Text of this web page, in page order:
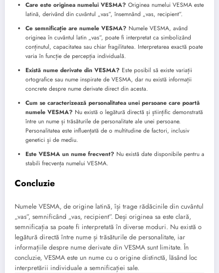
Care este originea numelui VESMA? Originea numelui VESMA este
latină, derivând din cuvântul „vas”, însemnând „vas, recipient”.
Ce semnificație are numele VESMA? Numele VESMA, având
originea în cuvântul latin „vas”, poate fi interpretat ca simbolizând
conținutul, capacitatea sau chiar fragilitatea. Interpretarea exactă poate
varia în funcție de percepția individuală.
Există nume derivate din VESMA? Este posibil să existe variații
ortografice sau nume inspirate de VESMA, dar nu există informații
concrete despre nume derivate direct din acesta.
Cum se caracterizează personalitatea unei persoane care poartă
numele VESMA? Nu există o legătură directă și științific demonstrată
între un nume și trăsăturile de personalitate ale unei persoane.
Personalitatea este influențată de o multitudine de factori, inclusiv
genetici și de mediu.
Este VESMA un nume frecvent? Nu există date disponibile pentru a
stabili frecvența numelui VESMA.
Concluzie
Numele VESMA, de origine latină, își trage rădăcinile din cuvântul
„vas”, semnificând „vas, recipient”. Deși originea sa este clară,
semnificația sa poate fi interpretată în diverse moduri. Nu există o
legătură directă între nume și trăsăturile de personalitate, iar
informațiile despre nume derivate din VESMA sunt limitate. În
concluzie, VESMA este un nume cu o origine distinctă, lăsând loc
interpretării individuale a semnificației sale.